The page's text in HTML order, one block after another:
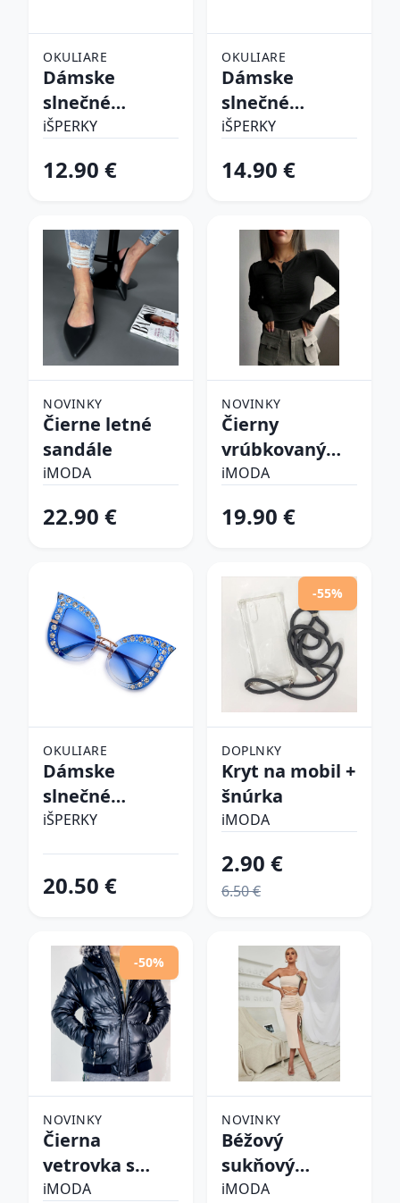
OKULIARE
Dámske
slnečné
okuliare
iŠPERKY
12.90 €
OKULIARE
Dámske
slnečné
okuliare
iŠPERKY
14.90 €
NOVINKY
Čierne letné
sandále
iMODA
22.90 €
NOVINKY
Čierny
vrúbkovaný
top
iMODA
19.90 €
OKULIARE
Dámske
slnečné
okuliare
iŠPERKY
20.50 €
-55%
DOPLNKY
Kryt na mobil +
šnúrka
iMODA
2.90 €
6.50 €
-50%
NOVINKY
Čierna
vetrovka s
kapucňou
iMODA
NOVINKY
Béžový
sukňový
komplet
iMODA